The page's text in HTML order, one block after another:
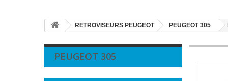
RETROVISEURS PEUGEOT PEUGEOT 305
PEUGEOT 305